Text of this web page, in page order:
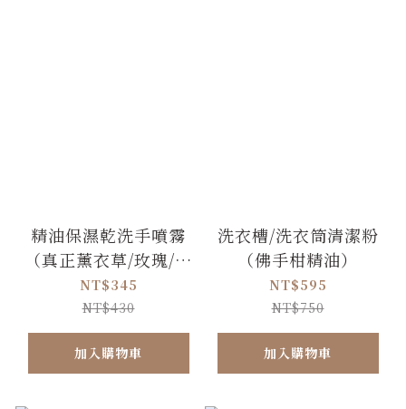
精油保濕乾洗手噴霧
（真正薰衣草/玫瑰/苦
橙)
NT$345
NT$430
加入購物車
洗衣槽/洗衣筒清潔粉
（佛手柑精油）
NT$595
NT$750
加入購物車